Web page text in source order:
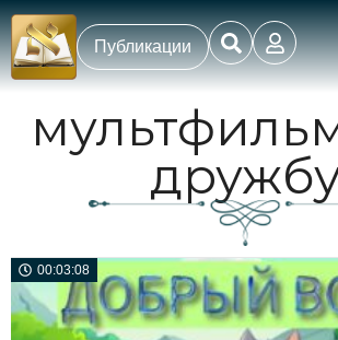
Публикации
00:03:08